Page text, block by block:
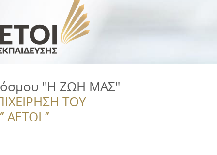
"Η ΖΩΗ ΜΑΣ"
ΤΟΥ
‘’